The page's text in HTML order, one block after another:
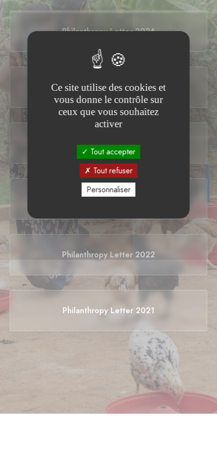
Philanthropy Letter 2026
Philanthropy Letter 2025
Philanthropy Letter 2024
Philanthropy Letter 2023
Philanthropy Letter 2022
Philanthropy Letter 2021
Ce site utilise des cookies et
vous donne le contrôle sur
ceux que vous souhaitez
activer
Tout accepter
Tout refuser
Personnaliser